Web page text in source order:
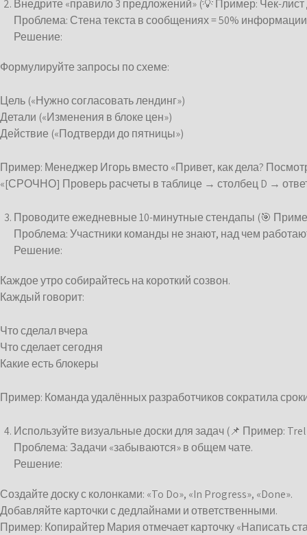
Внедрите «правило 3 предложений» (💡 Пример: Чек-
Проблема: Стена текста в сообщениях = 50% информации
Решение:
Формулируйте запросы по схеме:
Цель («Нужно согласовать лендинг»)
Детали («Изменения в блоке цен»)
Действие («Подтверди до пятницы»)
Пример: Менеджер Игорь вместо «Привет, как дела?
«[СРОЧНО] Проверь расчеты в таблице → столбец D →
Проводите ежедневные 10-минутные стендапы (🎯
Проблема: Участники команды не знают, над чем
Решение:
Каждое утро собирайтесь на короткий созвон.
Каждый говорит:
Что сделал вчера
Что сделает сегодня
Какие есть блокеры
Пример: Команда удалённых разработчиков сократила
Используйте визуальные доски для задач (📌 Пример:
Проблема: Задачи «забываются» в общем чате.
Решение:
Создайте доску с колонками: «To Do», «In Progress», «Done».
Добавляйте карточки с дедлайнами и ответственными.
Пример: Копирайтер Мария отмечает карточку «Написать